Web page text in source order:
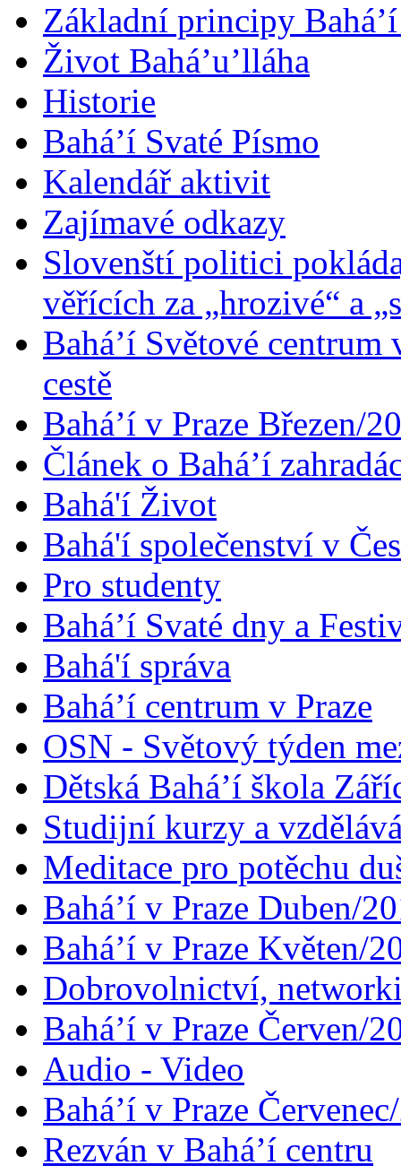
Základní principy
Život Bahá’u’lláha
Historie
Bahá’í Svaté Písmo
Kalendář aktivit
Zajímavé odkazy
Slovenští politici
věřících za „hrozivé“ a
Bahá’í Světové
cestě
Bahá’í v Praze Březen/
Článek o Bahá’í
Bahá'í Život
Bahá'í společenství v
Pro studenty
Bahá’í Svaté dny a
Bahá'í správa
Bahá’í centrum v Praze
OSN - Světový týden
Dětská Bahá’í škola
Studijní kurzy a
Meditace pro potěchu
Bahá’í v Praze Duben/
Bahá’í v Praze Květen/
Dobrovolnictví,
Bahá’í v Praze Červen/
Audio - Video
Bahá’í v Praze
Rezván v Bahá’í centru